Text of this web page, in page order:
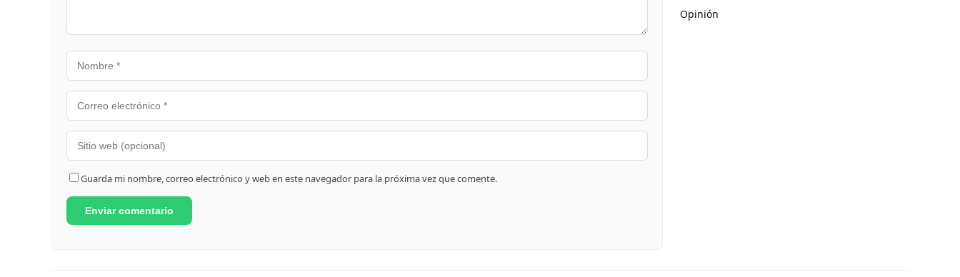
Guarda mi nombre, correo electrónico y web en este navegador para la próxima vez que comente.
Opinión